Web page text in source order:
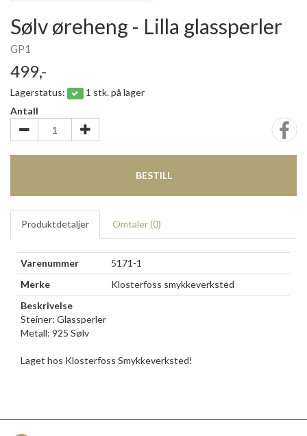
Sølv øreheng - Lilla glassperler
GP1
499,-
Lagerstatus:
1 stk. på lager
Antall
BESTILL
Produktdetaljer Omtaler (0)
Varenummer
5171-1
Merke
Klosterfoss smykkeverksted
Beskrivelse
Steiner: Glassperler
Metall: 925 Sølv
Laget hos Klosterfoss Smykkeverksted!